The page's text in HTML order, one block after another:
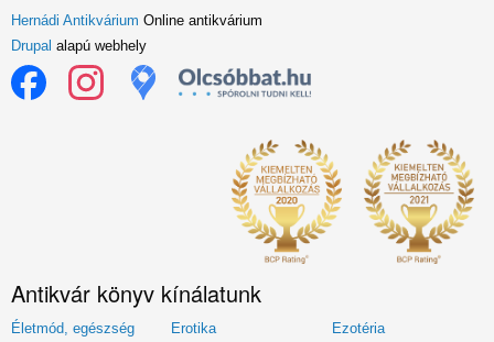
Hernádi Antikvárium Online antikvárium
Drupal alapú webhely
Antikvár könyv kínálatunk
Életmód, egészség Erotika Ezotéria